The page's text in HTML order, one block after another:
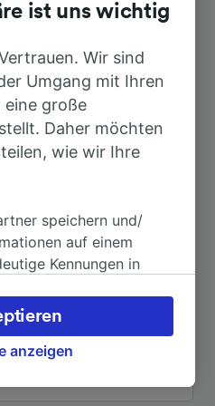
Dauer
1h 41min
1h 1min
Zentrum 4h 58min
43min
ist uns wichtig
Wir sind
Umgang mit Ihren
eine große
Daher möchten
wie wir Ihre
speichern und/
auf einem
Kennungen in
Ihre Präferenzen
einschließlich
bei berechtigtem
anzeigen